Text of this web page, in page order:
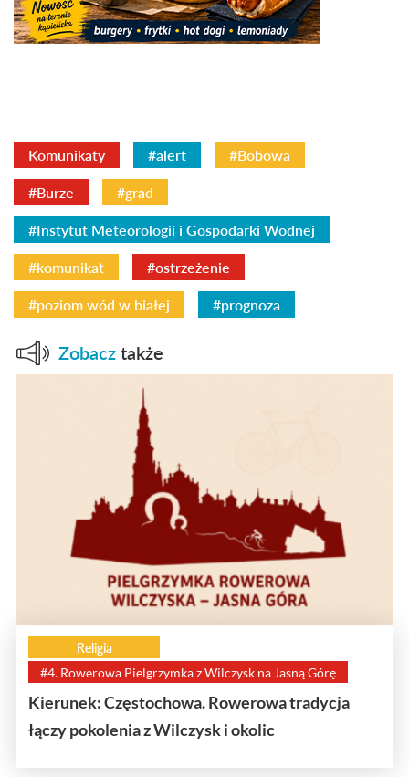
Komunikaty #alert #Bobowa
#Burze #grad
#Instytut Meteorologii i Gospodarki Wodnej
#komunikat #ostrzeżenie
#poziom wód w białej #prognoza
Zobacz także
Religia
#4. Rowerowa Pielgrzymka z Wilczysk na Jasną Górę
Kierunek: Częstochowa. Rowerowa tradycja
łączy pokolenia z Wilczysk i okolic